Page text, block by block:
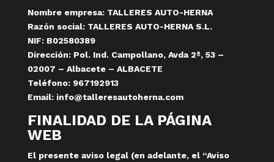
Nombre empresa:TALLERES AUTO-HERNA
Razón social: TALLERES AUTO-HERNA S.L.
NIF: B02580389
Dirección: Pol. Ind. Campollano, Avda 2ª, 53 –
02007 – Albacete – ALBACETE
Teléfono: 967192913
Email: info@talleresautoherna.com
FINALIDAD DE LA PÁGINA
WEB
El presente aviso legal (en adelante, el “Aviso